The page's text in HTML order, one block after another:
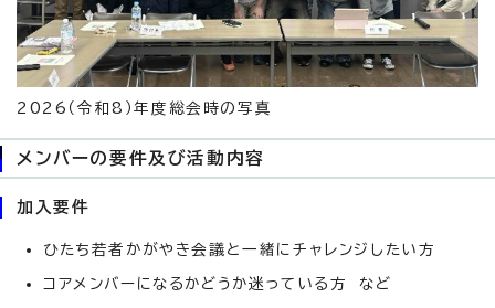
2026（令和8）年度総会時の写真
メンバーの要件及び活動内容
加入要件
ひたち若者かがやき会議と一緒にチャレンジしたい方
コアメンバーになるかどうか迷っている方 など